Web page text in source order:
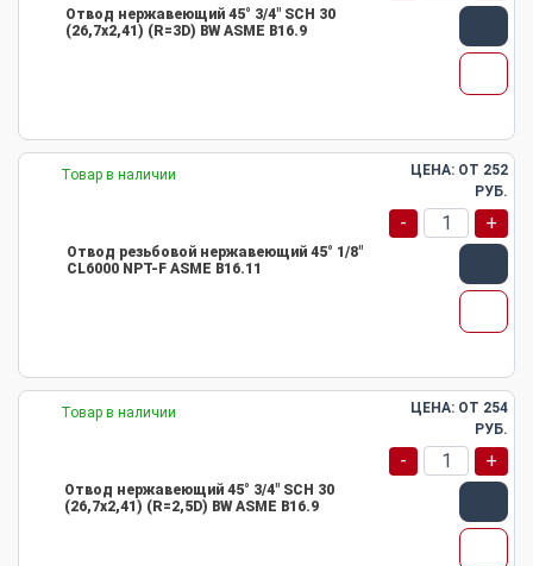
Отвод нержавеющий 45° 3/4" SCH 30
(26,7х2,41) (R=3D) BW ASME B16.9
Товар в наличии
Отвод резьбовой нержавеющий 45° 1/8"
CL6000 NPT-F ASME B16.11
ЦЕНА: ОТ 252
РУБ.
- +
Товар в наличии
Отвод нержавеющий 45° 3/4" SCH 30
(26,7х2,41) (R=2,5D) BW ASME B16.9
ЦЕНА: ОТ 254
РУБ.
- +